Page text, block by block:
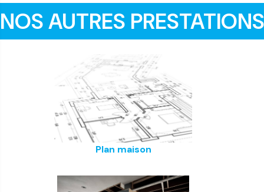
NOS AUTRES PRESTATIONS
Plan maison